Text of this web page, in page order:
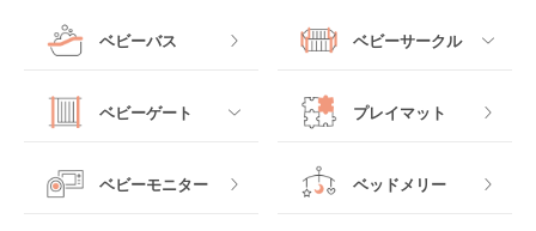
クーファン
マットレス・布団
ベビーベッドその他
ベビーカーその他
ジュニアシート
チャイルドシートその
他
ロッキングタイプ テーブルチェア
すべて
ベビーバス ベビーサークル
すべて
ベビーゲート
すべて
プレイマット
ベビーモニター ベッドメリー